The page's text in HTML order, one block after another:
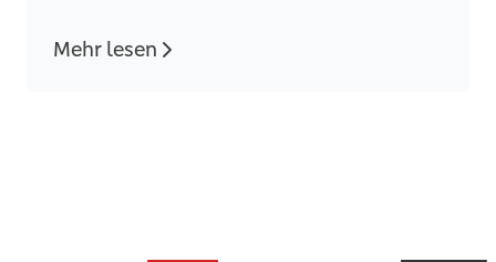
Mehr lesen